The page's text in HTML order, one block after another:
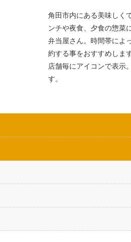
角田市内にある美味しく
ンチや夜食、夕食の惣菜
弁当屋さん。時間帯によ
約する事をおすすめします
店舗毎にアイコンで表示。
す。